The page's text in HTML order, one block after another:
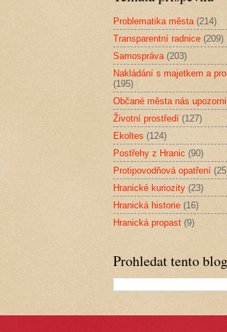
Problematika města (214)
Transparentní radnice (209)
Samospráva (203)
Nakládání s majetkem a
(195)
Občané města nás
Životní prostředí (127)
Ekoltes (124)
Postřehy z Hranic (90)
Protipovodňová opatření
Hranické kuriozity (23)
Hranická historie (16)
Hranická propast (9)
Prohledat tento blog